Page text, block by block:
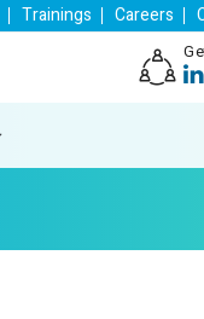
Trainings Careers